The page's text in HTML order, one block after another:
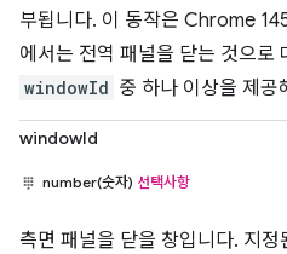
부됩니다. 이 동작은 Chrome
에서는 전역 패널을 닫는 것으로
windowId 중 하나 이상을 제공
windowId
number(숫자) 선택사항
측면 패널을 닫을 창입니다. 지